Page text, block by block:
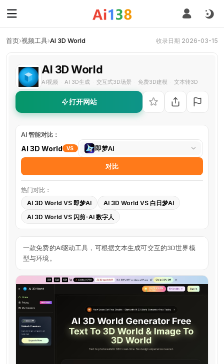
首页›视频工具›AI 3D World 收录日期 2026-03-15
AI 3D World
AI视频 AI 3D生成 交互式3D场景 免费3D建模 文本转3D
打开网站
AI 智能对比：
AI 3D World VS
选
择
具
即梦AI
对比
热门对比：
AI 3D World VS 即梦AI
AI 3D World VS 白日梦AI
AI 3D World VS 闪剪-AI 数字人
一款免费的AI驱动工具，可根据文本生成可交互的3D世界模
型与环境。